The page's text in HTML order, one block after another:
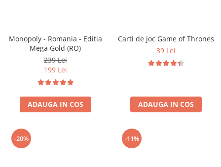
Monopoly - Romania - Editia
Mega Gold (RO)
239 Lei
199 Lei
ADAUGA IN COS
Carti de joc Game of Thrones
39 Lei
ADAUGA IN COS
-20% -11%